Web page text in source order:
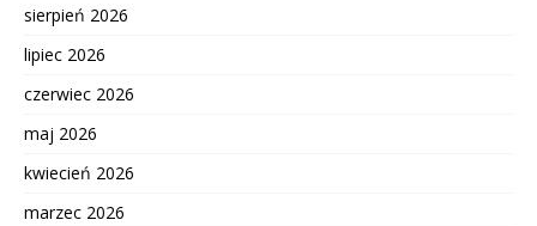
sierpień 2026
lipiec 2026
czerwiec 2026
maj 2026
kwiecień 2026
marzec 2026